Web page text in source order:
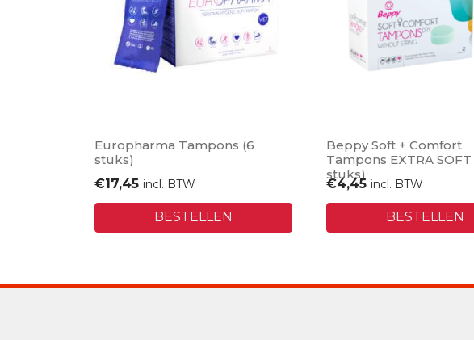
Europharma Tampons (6
stuks)
€17,45 incl. BTW
BESTELLEN
Beppy Soft + Comfort
Tampons EXTRA SOFT
stuks)
€4,45 incl. BTW
BESTELLEN